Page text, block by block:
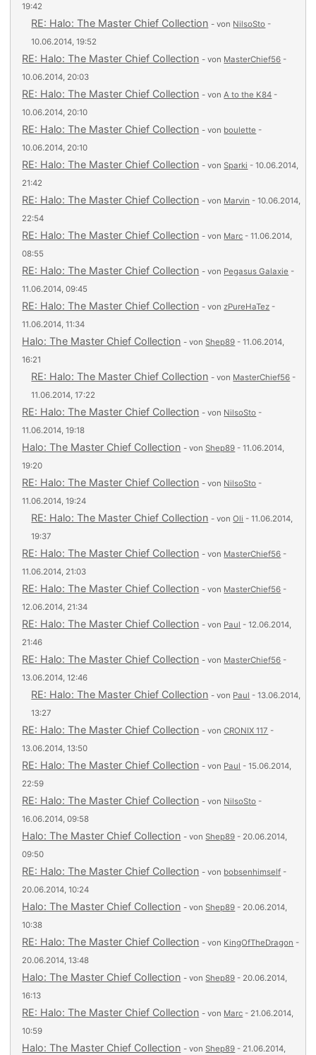
19:42
RE: Halo: The Master Chief Collection - von NilsoSto -
10.06.2014, 19:52
RE: Halo: The Master Chief Collection - von MasterChief56 -
10.06.2014, 20:03
RE: Halo: The Master Chief Collection - vonA to the K84 -
10.06.2014, 20:10
RE: Halo: The Master Chief Collection - von boulette -
10.06.2014, 20:10
RE: Halo: The Master Chief Collection - vonSparki - 10.06.2014,
21:42
RE: Halo: The Master Chief Collection - von Marvin - 10.06.2014,
22:54
RE: Halo: The Master Chief Collection - von Marc - 11.06.2014,
08:55
RE: Halo: The Master Chief Collection - von Pegasus Galaxie -
11.06.2014, 09:45
RE: Halo: The Master Chief Collection - vonzPureHaTez -
11.06.2014, 11:34
Halo: The Master Chief Collection - vonShep89 - 11.06.2014,
16:21
RE: Halo: The Master Chief Collection - von MasterChief56 -
11.06.2014, 17:22
RE: Halo: The Master Chief Collection - von NilsoSto -
11.06.2014, 19:18
Halo: The Master Chief Collection - vonShep89 - 11.06.2014,
19:20
RE: Halo: The Master Chief Collection - von NilsoSto -
11.06.2014, 19:24
RE: Halo: The Master Chief Collection - vonOli - 11.06.2014,
19:37
RE: Halo: The Master Chief Collection - von MasterChief56 -
11.06.2014, 21:03
RE: Halo: The Master Chief Collection - von MasterChief56 -
12.06.2014, 21:34
RE: Halo: The Master Chief Collection - von Paul - 12.06.2014,
21:46
RE: Halo: The Master Chief Collection - von MasterChief56 -
13.06.2014, 12:46
RE: Halo: The Master Chief Collection - von Paul - 13.06.2014,
13:27
RE: Halo: The Master Chief Collection - vonCRONIX 117 -
13.06.2014, 13:50
RE: Halo: The Master Chief Collection - von Paul - 15.06.2014,
22:59
RE: Halo: The Master Chief Collection - von NilsoSto -
16.06.2014, 09:58
Halo: The Master Chief Collection - vonShep89 - 20.06.2014,
09:50
RE: Halo: The Master Chief Collection - von bobsenhimself -
20.06.2014, 10:24
Halo: The Master Chief Collection - vonShep89 - 20.06.2014,
10:38
RE: Halo: The Master Chief Collection - von KingOfTheDragon -
20.06.2014, 13:48
Halo: The Master Chief Collection - vonShep89 - 20.06.2014,
16:13
RE: Halo: The Master Chief Collection - von Marc - 21.06.2014,
10:59
Halo: The Master Chief Collection - vonShep89 - 21.06.2014,